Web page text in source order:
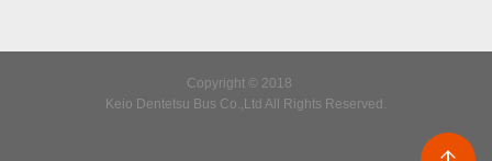
Copyright © 2018
Keio Dentetsu Bus Co.,Ltd All Rights Reserved.